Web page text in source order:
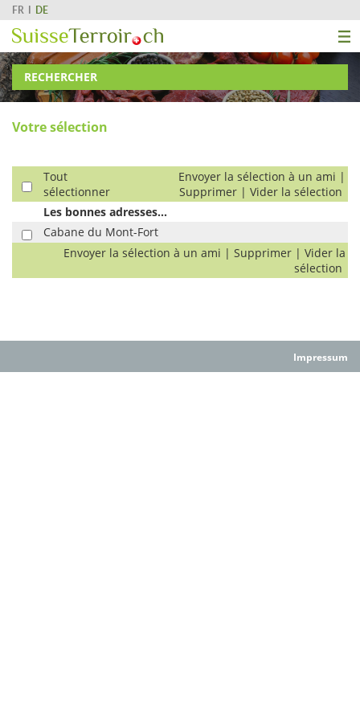
FR DE
RECHERCHER
Votre sélection
Tout
sélectionner
Envoyer la sélection à un ami |
Supprimer | Vider la sélection
Les bonnes adresses...
Cabane du Mont-Fort
Envoyer la sélection à un ami | Supprimer | Vider la
sélection
Impressum